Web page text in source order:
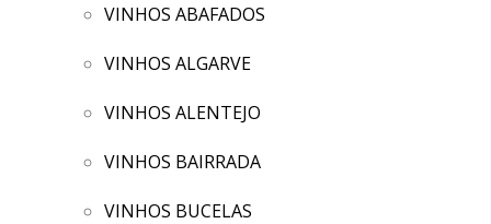
VINHOS ABAFADOS
VINHOS ALGARVE
VINHOS ALENTEJO
VINHOS BAIRRADA
VINHOS BUCELAS